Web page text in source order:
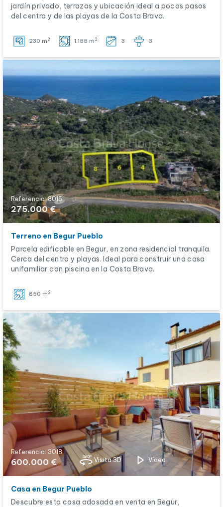
jardín privado, terrazas y ubicación ideal a pocos pasos
del centro y de las playas de la Costa Brava.
230 m 2 1.155 m 2 3 3
Referencia: 8015
275.000 €
Terreno en Begur Pueblo
Parcela edificable en Begur, en zona residencial tranquila.
Cerca del centro y playas. Ideal para construir una casa
unifamiliar con piscina en la Costa Brava.
850 m 2
Referencia: 3018
600.000 € Visita 3D Vídeo
Casa en Begur Pueblo
Descubre esta casa adosada en venta en Begur,